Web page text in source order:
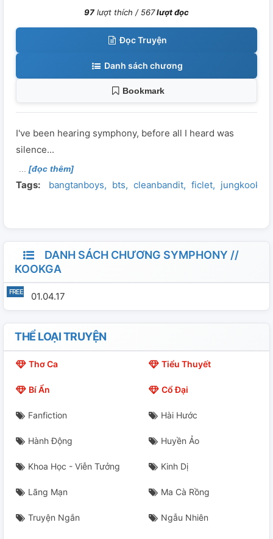
97 lượt thích /567lượt đọc
Đọc Truyện
Danh sách chương
Bookmark
I've been hearing symphony, before all I heard was
silence...
[đọc thêm]
Tags: bangtanboys bts cleanbandit ficlet jungkook
DANH SÁCH CHƯƠNG SYMPHONY //
KOOKGA
01.04.17
THỂ LOẠI TRUYỆN
Thơ Ca Tiểu Thuyết
Bí Ẩn Cổ Đại
Fanfiction Hài Hước
Hành Động Huyền Ảo
Khoa Học - Viễn Tưởng Kinh Dị
Lãng Mạn Ma Cà Rồng
Truyện Ngắn Ngẫu Nhiên